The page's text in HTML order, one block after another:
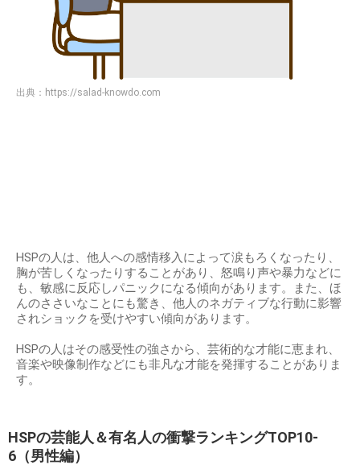
出典： https://salad-knowdo.com
HSPの人は、他人への感情移入によって涙もろくなったり、
胸が苦しくなったりすることがあり、怒鳴り声や暴力などに
も、敏感に反応しパニックになる傾向があります。また、ほ
んのささいなことにも驚き、他人のネガティブな行動に影響
されショックを受けやすい傾向があります。
HSPの人はその感受性の強さから、芸術的な才能に恵まれ、
音楽や映像制作などにも非凡な才能を発揮することがありま
す。
HSPの芸能人＆有名人の衝撃ランキングTOP10-
6（男性編）